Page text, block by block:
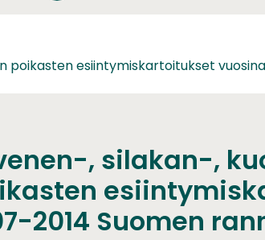
esiintymiskartoitukset
, silakan-,
2014 Suomen